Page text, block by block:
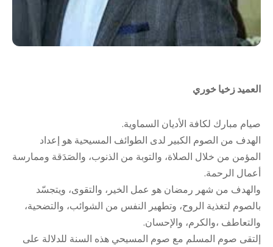
العميد زخيا خوري
صيام مبارك لكافة الأديان السماوية.
الهدف من الصوم الكبير لدى الطوائف المسيحية هو إعداد
المؤمن من خلال الصلاة، والتوبة من الذنوب، والصَدَقة وممارسة
أعمال الرحمة.
والهدف من شهر رمضان هو عمل الخير، والتقوى، ويتجسّد
بالصوم لتغذية الروح، وتطهير النفس من الشوائب، والتضحية،
والتعاطف ،والكرم، والإحسان.
إلتقى صوم المسلم مع صوم المسيحي هذه السنة للدلالة على